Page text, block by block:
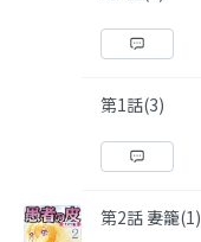
第1話(3)
第2話 妻籠(1)